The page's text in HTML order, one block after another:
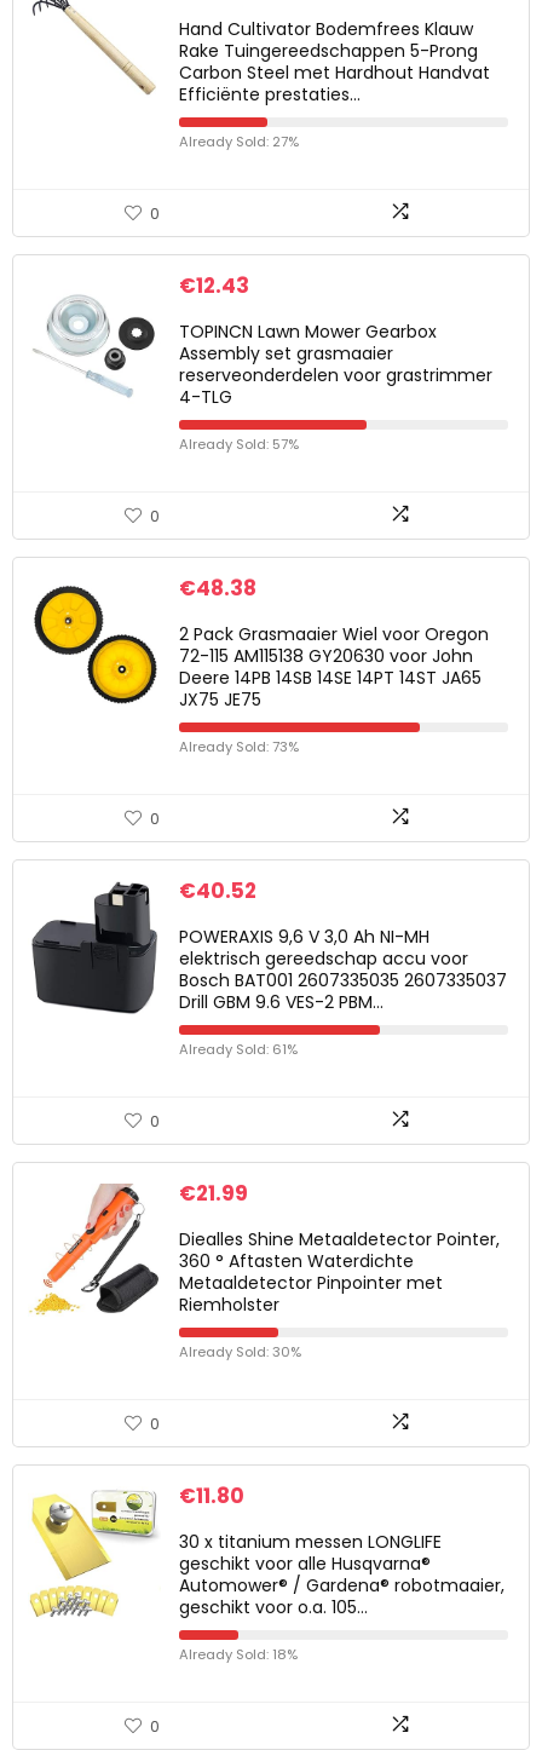
Hand Cultivator Bodemfrees Klauw
Rake Tuingereedschappen 5-Prong
Carbon Steel met Hardhout Handvat
Efficiënte prestaties…
Already Sold: 27%
0
€12.43
TOPINCN Lawn Mower Gearbox
Assembly set grasmaaier
reserveonderdelen voor grastrimmer
4-TLG
Already Sold: 57%
0
€48.38
2 Pack Grasmaaier Wiel voor Oregon
72-115 AM115138 GY20630 voor John
Deere 14PB 14SB 14SE 14PT 14ST JA65
JX75 JE75
Already Sold: 73%
0
€40.52
POWERAXIS 9,6 V 3,0 Ah NI-MH
elektrisch gereedschap accu voor
Bosch BAT001 2607335035 2607335037
Drill GBM 9.6 VES-2 PBM…
Already Sold: 61%
0
€21.99
Diealles Shine Metaaldetector Pointer,
360 ° Aftasten Waterdichte
Metaaldetector Pinpointer met
Riemholster
Already Sold: 30%
0
€11.80
30 x titanium messen LONGLIFE
geschikt voor alle Husqvarna®
Automower® / Gardena® robotmaaier,
geschikt voor o.a. 105…
Already Sold: 18%
0